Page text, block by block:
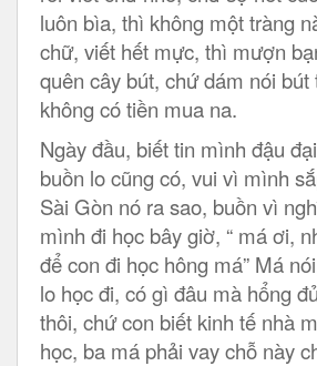
luôn bìa, thì không một tràng
chữ, viết hết mực, thì mượn
quên cây bút, chứ dám nói bút
không có tiền mua na.
Ngày đầu, biết tin mình đậu
buồn lo cũng có, vui vì mình
Sài Gòn nó ra sao, buồn vì
mình đi học bây giờ, “ má ơi,
để con đi học hông má” Má
lo học đi, có gì đâu mà hổng
thôi, chứ con biết kinh tế nhà
học, ba má phải vay chỗ này